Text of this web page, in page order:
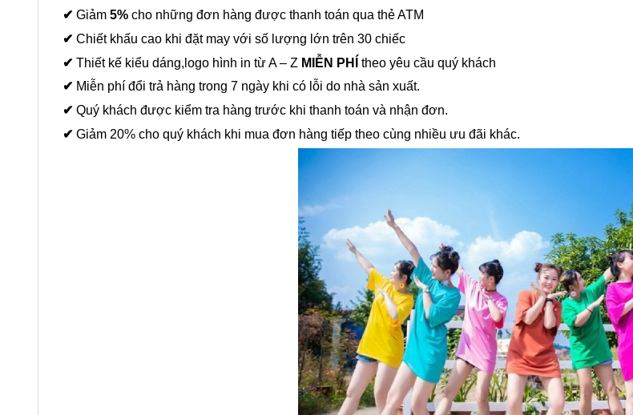
✔ Giảm 5% cho những đơn hàng được thanh toán qua thẻ ATM
✔ Chiết khấu cao khi đặt may với số lượng lớn trên 30 chiếc
✔ Thiết kế kiểu dáng,logo hình in từ A – Z MIỄN PHÍ theo yêu cầu quý khách
✔ Miễn phí đổi trả hàng trong 7 ngày khi có lỗi do nhà sản xuất.
✔ Quý khách được kiểm tra hàng trước khi thanh toán và nhận đơn.
✔ Giảm 20% cho quý khách khi mua đơn hàng tiếp theo cùng nhiều ưu đãi khác.